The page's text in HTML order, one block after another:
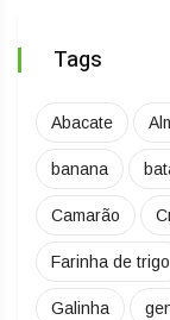
Tags
Abacate
banana
Camarão
Farinha de trigo
Galinha